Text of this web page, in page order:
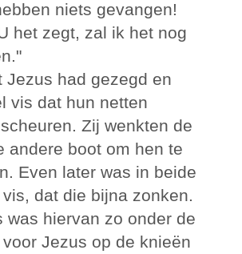
niets gevangen!
het zegt, zal ik het nog
Jezus had gezegd en
vis dat hun netten
Zij wenkten de
andere boot om hen te
Even later was in beide
dat die bijna zonken.
was hiervan zo onder de
Jezus op de knieën